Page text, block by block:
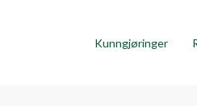
Kunngjøringer